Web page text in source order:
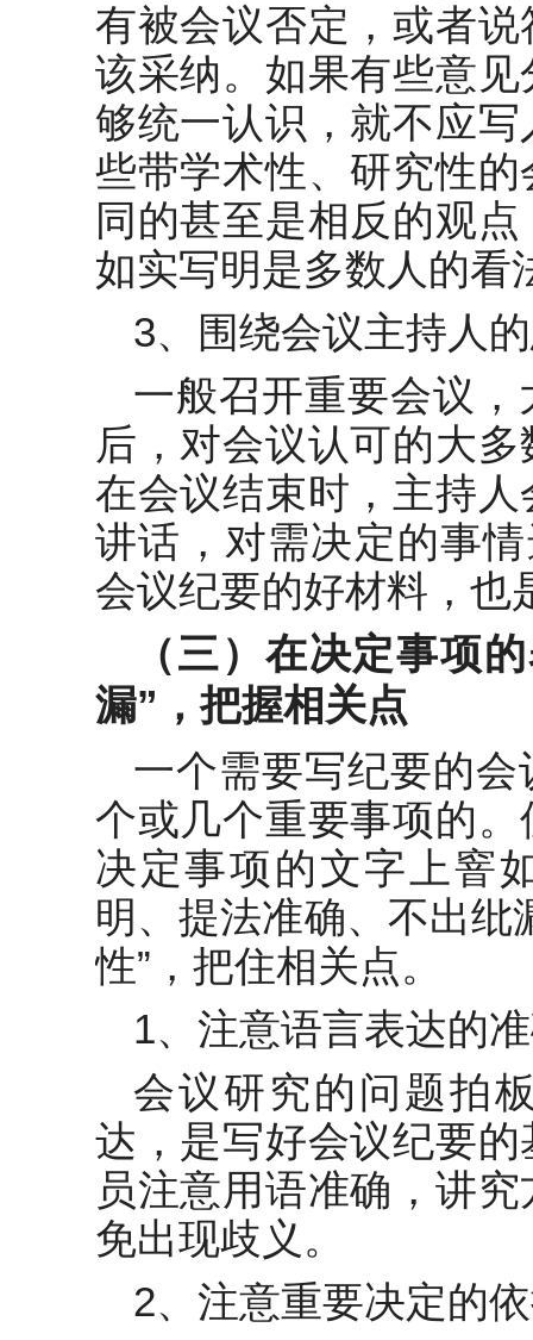
有被会议否定，或者
该采纳。如果有些意
够统一认识，就不应
些带学术性、研究性
同的甚至是相反的观
如实写明是多数人的看
3、围绕会议主持人
一般召开重要会议
后，对会议认可的大
在会议结束时，主持
讲话，对需决定的事
会议纪要的好材料，也
（三）在决定事项
漏”，把握相关点
一个需要写纪要的
个或几个重要事项的
决定事项的文字上窨
明、提法准确、不出纰
性”，把住相关点。
1、注意语言表达的
会议研究的问题拍
达，是写好会议纪要
员注意用语准确，讲
免出现歧义。
2、注意重要决定的